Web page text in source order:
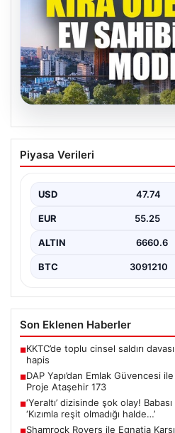
DAP Yapı’dan Emlak
Kendini Ödeyen Yeni
çeken DAP Gayrimenkul
sunduğu yeni yaşam modeliyle…
Piyasa Verileri
USD 47.74
EUR 55.25
ALTIN 6660.6
BTC 3091210
Son Eklenen Haberler
■KKTC’de toplu cinsel saldırı
hapis
■DAP Yapı’dan Emlak Güvencesi
Proje Ataşehir 173
■‘Yeraltı’ dizisinde şok olay!
‘Kızımla reşit olmadığı halde…’
■Shamrock Rovers ile Egnatia